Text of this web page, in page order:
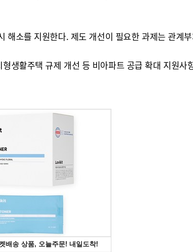
소를 지원한다. 제도 개선이 필요한 과제는 관계
생활주택 규제 개선 등 비아파트 공급 확대 지원